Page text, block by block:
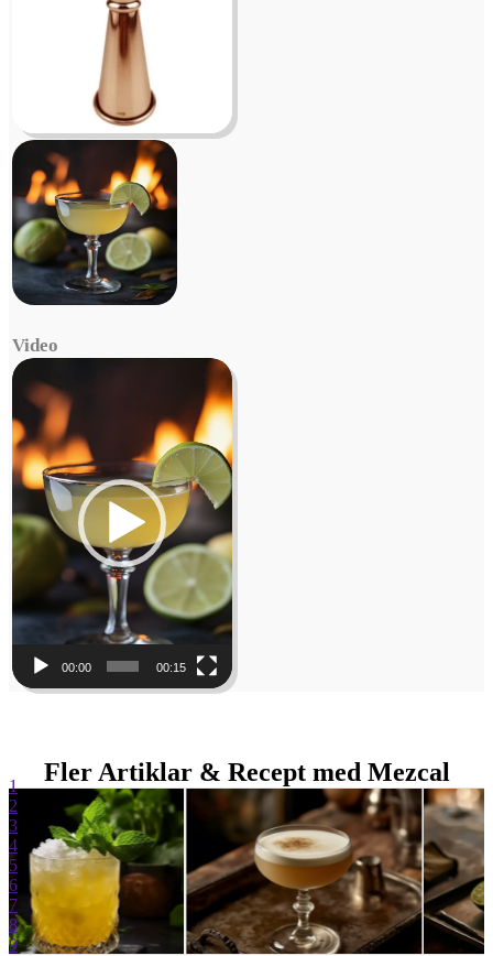
Video
Video
Player
00:00 00:15
Fler Artiklar & Recept med Mezcal
1
2
3
4
5
6
7
8
9